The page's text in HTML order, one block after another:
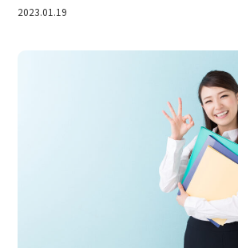
2023.01.19